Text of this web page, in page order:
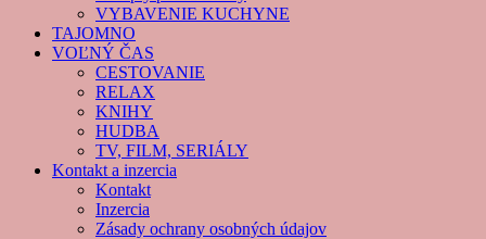
VYBAVENIE KUCHYNE
TAJOMNO
VOĽNÝ ČAS
CESTOVANIE
RELAX
KNIHY
HUDBA
TV, FILM, SERIÁLY
Kontakt a inzercia
Kontakt
Inzercia
Zásady ochrany osobných údajov